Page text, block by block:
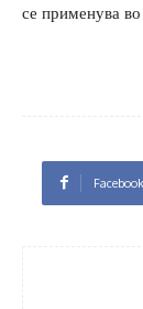
се применува
Facebook